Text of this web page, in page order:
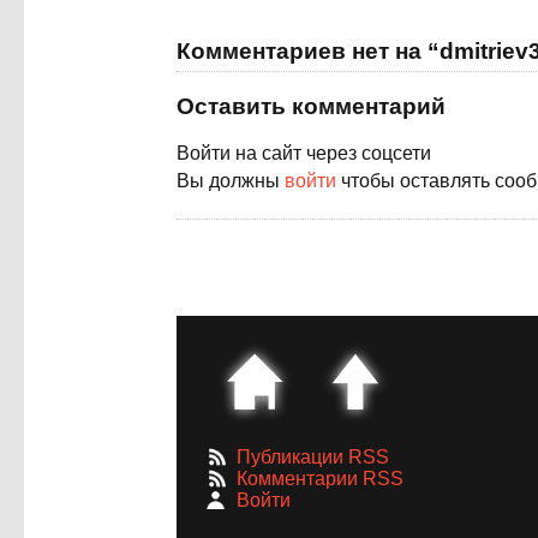
Комментариев нет на
Оставить комментарий
Войти на сайт через соцсети
Вы должны войти чтобы оставлять
Публикации RSS
Комментарии RSS
Войти